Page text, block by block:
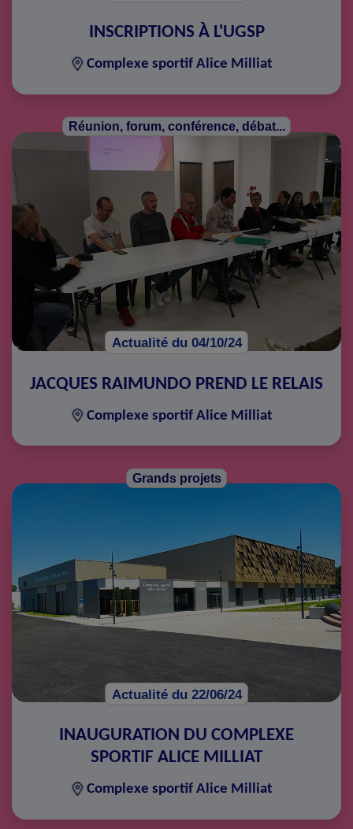
INSCRIPTIONS À L'UGSP
Complexe sportif Alice Milliat
Réunion, forum, conférence, débat...
Actualité du 04/10/24
JACQUES RAIMUNDO PREND LE RELAIS
Complexe sportif Alice Milliat
Grands projets
Actualité du 22/06/24
INAUGURATION DU COMPLEXE
SPORTIF ALICE MILLIAT
Complexe sportif Alice Milliat